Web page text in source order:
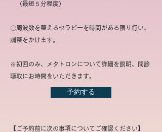
（最短５分程度）
〇周波数を整えるセラピーを時間がある限り行い、
調整をかけます。
※初回のみ、メタトロンについて詳細を説明、問診
聴取にお時間をいただきます。
予約する
​【ご予約前に次の事項についてご確認ください】